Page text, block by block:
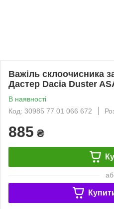
Важіль склоочисника
Дастер Dacia Duster
В наявності
Код: 30985 77 01 066 672
885 ₴